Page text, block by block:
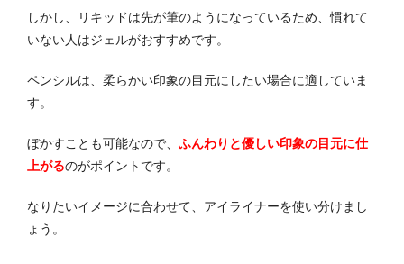
しかし、リキッドは先が筆のようになっているため、慣れて
いない人はジェルがおすすめです。
ペンシルは、柔らかい印象の目元にしたい場合に適していま
す。
ぼかすことも可能なので、 ふんわりと優しい印象の目元に仕
上がるのがポイントです。
なりたいイメージに合わせて、アイライナーを使い分けまし
ょう。